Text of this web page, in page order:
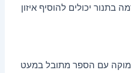
בתנור יכולים להוסיף איזון
עם הספר מתובל במעט